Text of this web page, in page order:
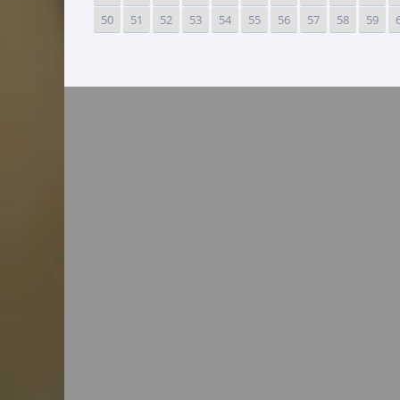
50
51 52 53 54 55 56 57 58 59